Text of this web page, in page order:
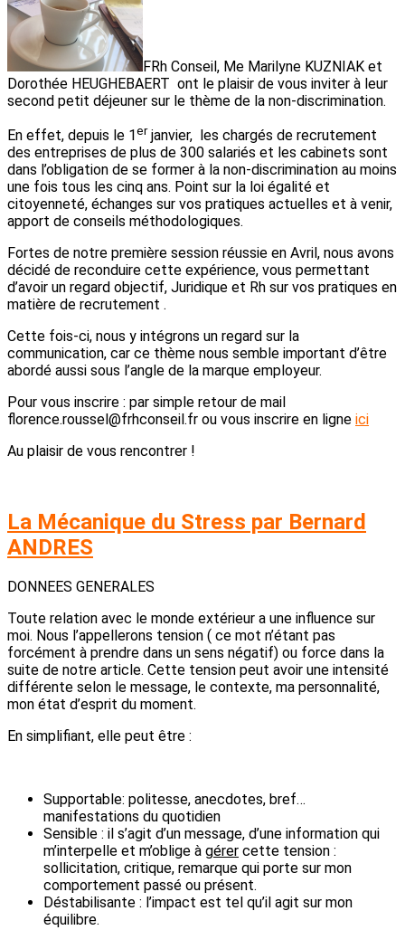
FRh Conseil, Me Marilyne KUZNIAK et
Dorothée HEUGHEBAERT ont le plaisir de vous inviter à leur
second petit déjeuner sur le thème de la non-discrimination.
En effet, depuis le 1 er janvier, les chargés de recrutement
des entreprises de plus de 300 salariés et les cabinets sont
dans l’obligation de se former à la non-discrimination au moins
une fois tous les cinq ans. Point sur la loi égalité et
citoyenneté, échanges sur vos pratiques actuelles et à venir,
apport de conseils méthodologiques.
Fortes de notre première session réussie en Avril, nous avons
décidé de reconduire cette expérience, vous permettant
d’avoir un regard objectif, Juridique et Rh sur vos pratiques en
matière de recrutement .
Cette fois-ci, nous y intégrons un regard sur la
communication, car ce thème nous semble important d’être
abordé aussi sous l’angle de la marque employeur.
Pour vous inscrire : par simple retour de mail
florence.roussel@frhconseil.fr ou vous inscrire en ligne ici
Au plaisir de vous rencontrer !
La Mécanique du Stress par Bernard
ANDRES
DONNEES GENERALES
Toute relation avec le monde extérieur a une influence sur
moi. Nous l’appellerons tension ( ce mot n’étant pas
forcément à prendre dans un sens négatif) ou force dans la
suite de notre article. Cette tension peut avoir une intensité
différente selon le message, le contexte, ma personnalité,
mon état d’esprit du moment.
En simplifiant, elle peut être :
Supportable: politesse, anecdotes, bref…
manifestations du quotidien
Sensible : il s’agit d’un message, d’une information qui
m’interpelle et m’oblige à gérer cette tension :
sollicitation, critique, remarque qui porte sur mon
comportement passé ou présent.
Déstabilisante : l’impact est tel qu’il agit sur mon
équilibre.